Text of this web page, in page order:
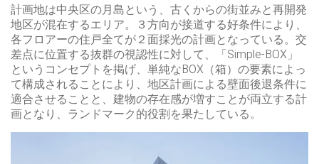
計画地は中央区の月島という、古くからの街並みと再開発
地区が混在するエリア。３方向が接道する好条件により、
各フロアーの住戸全てが２面採光の計画となっている。交
差点に位置する抜群の視認性に対して、「Simple-BOX」
というコンセプトを掲げ、単純なBOX（箱）の要素によっ
て構成されることにより、地区計画による壁面後退条件に
適合させることと、建物の存在感が増すことが両立する計
画となり、ランドマーク的役割を果たしている。